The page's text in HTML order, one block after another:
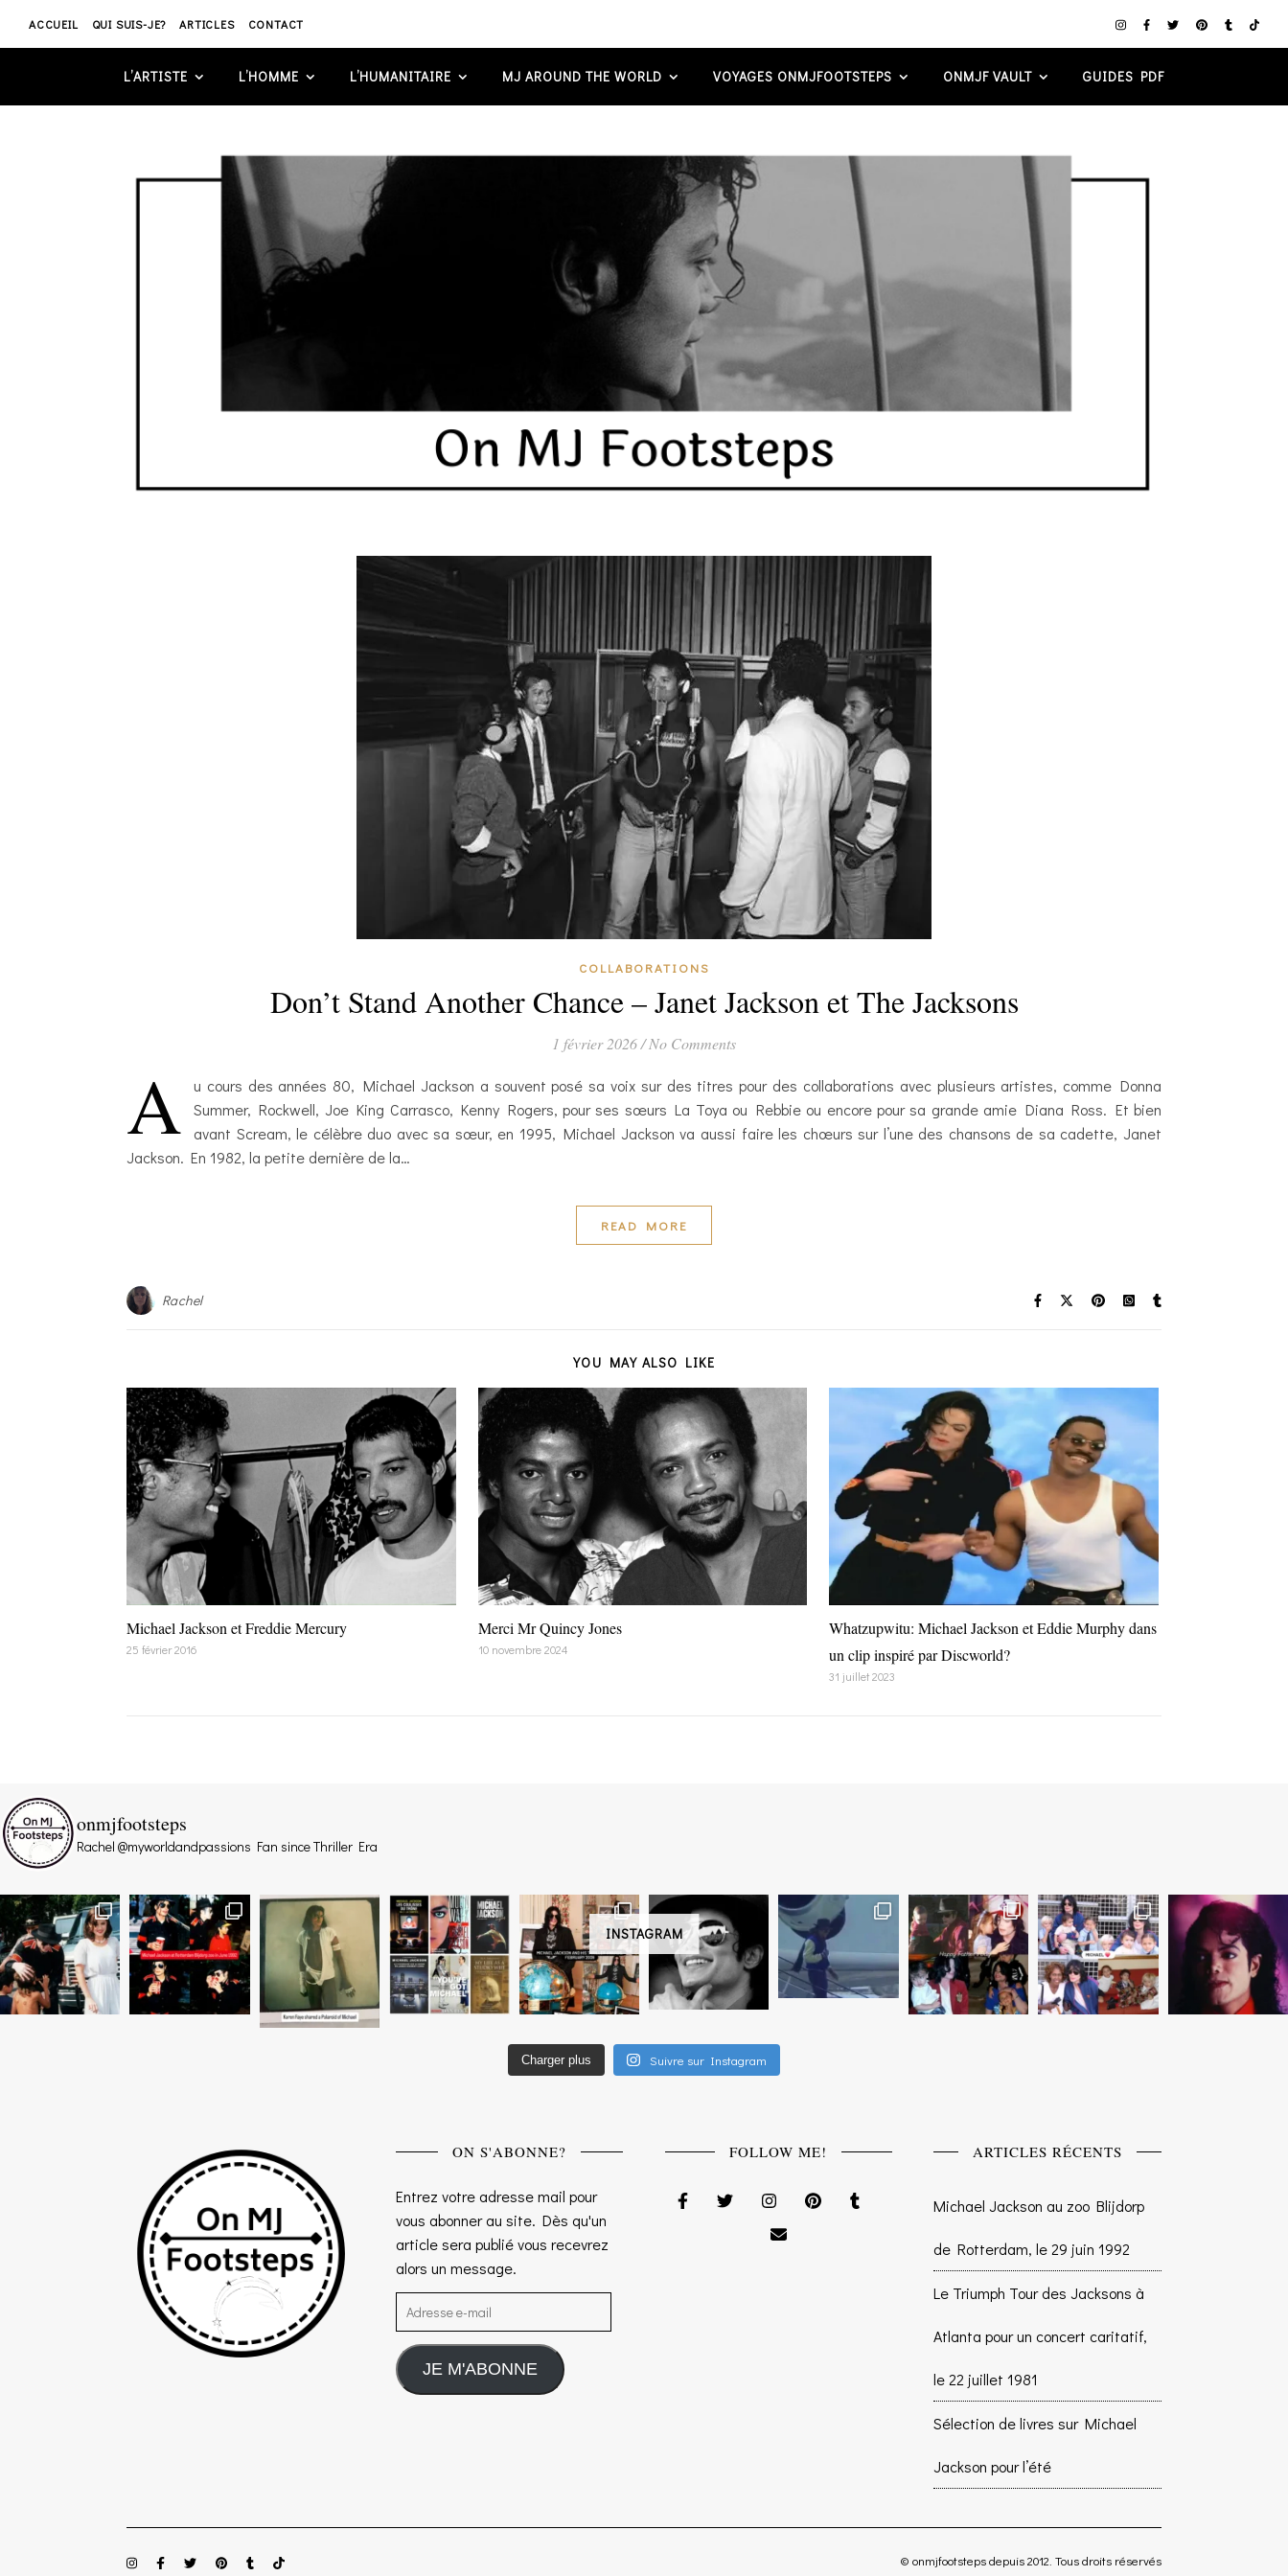
ACCUEIL QUI SUIS-JE? ARTICLES CONTACT
L’ARTISTE L’HOMME L’HUMANITAIRE MJ AROUND THE WORLD VOYAGES ONMJFOOTSTEPS ONMJF VAULT GUIDES PDF
COLLABORATIONS
Don’t Stand Another Chance – Janet Jackson et The Jacksons
1 février 2026/ No Comments
A
u cours des années 80, Michael Jackson a souvent posé sa voix sur des titres pour des collaborations avec plusieurs artistes, comme Donna
Summer, Rockwell, Joe King Carrasco, Kenny Rogers, pour ses sœurs La Toya ou Rebbie ou encore pour sa grande amie Diana Ross. Et bien
avant Scream, le célèbre duo avec sa sœur, en 1995, Michael Jackson va aussi faire les chœurs sur l’une des chansons de sa cadette, Janet
Jackson. En 1982, la petite dernière de la…
READ MORE
Rachel
YOU MAY ALSO LIKE
Michael Jackson et Freddie Mercury
25 février 2016
Merci Mr Quincy Jones
10 novembre 2024
Whatzupwitu: Michael Jackson et Eddie Murphy dans
un clip inspiré par Discworld?
31 juillet 2023
INSTAGRAM
onmjfootsteps
Rachel @myworldandpassions Fan since Thriller Era
Charger plus Suivre sur Instagram
ON S'ABONNE?
Entrez votre adresse mail pour
vous abonner au site. Dès qu'un
article sera publié vous recevrez
alors un message.
Adresse e-mail
JE M'ABONNE
FOLLOW ME! ARTICLES RÉCENTS
Michael Jackson au zoo Blijdorp
de Rotterdam, le 29 juin 1992
Le Triumph Tour des Jacksons à
Atlanta pour un concert caritatif,
le 22 juillet 1981
Sélection de livres sur Michael
Jackson pour l’été
© onmjfootsteps depuis 2012. Tous droits réservés